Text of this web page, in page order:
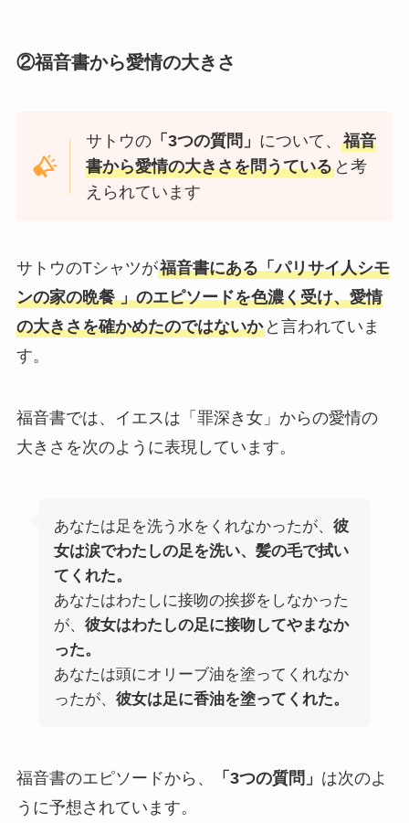
②福音書から愛情の大きさ
サトウの 「3つの質問」 について、福音
書から愛情の大きさを問うている と考
えられています
サトウのTシャツが福音書にある「パリサイ人シモ
ンの家の晩餐 」のエピソードを色濃く受け、愛情
の大きさを確かめたのではないかと言われていま
す。
福音書では、イエスは「罪深き女」からの愛情の
大きさを次のように表現しています。
あなたは足を洗う水をくれなかったが、 彼
女は涙でわたしの足を洗い、髪の毛で拭い
てくれた。
あなたはわたしに接吻の挨拶をしなかった
が、 彼女はわたしの足に接吻してやまなか
った。
あなたは頭にオリーブ油を塗ってくれなか
ったが、 彼女は足に香油を塗ってくれた。
福音書のエピソードから、 「3つの質問」 は次のよ
うに予想されています。